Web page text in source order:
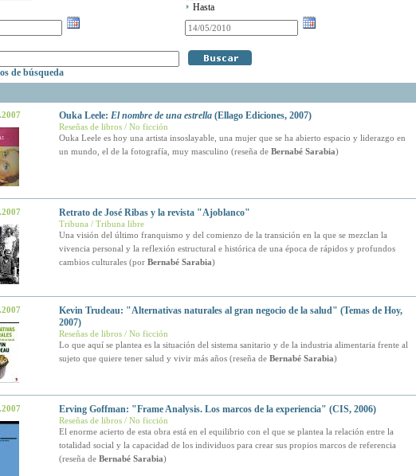
Hasta
de búsqueda
Ouka Leele: El nombre de una estrella(Ellago Ediciones, 2007)
Reseñas de libros / No ficción
Ouka Leele es hoy una artista insoslayable, una mujer que se ha abierto espacio y liderazgo en
un mundo, el de la fotografía, muy masculino (reseña de Bernabé Sarabia)
Retrato de José Ribas y la revista "Ajoblanco"
Tribuna / Tribuna libre
Una visión del último franquismo y del comienzo de la transición en la que se mezclan la
vivencia personal y la reflexión estructural e histórica de una época de rápidos y profundos
cambios culturales (por Bernabé Sarabia)
Kevin Trudeau: "Alternativas naturales al gran negocio de la salud" (Temas de Hoy,
2007)
Reseñas de libros / No ficción
Lo que aquí se plantea es la situación del sistema sanitario y de la industria alimentaria frente al
sujeto que quiere tener salud y vivir más años (reseña de Bernabé Sarabia)
Erving Goffman: "Frame Analysis. Los marcos de la experiencia" (CIS, 2006)
Reseñas de libros / No ficción
El enorme acierto de esta obra está en el equilibrio con el que se plantea la relación entre la
totalidad social y la capacidad de los individuos para crear sus propios marcos de referencia
(reseña de Bernabé Sarabia)